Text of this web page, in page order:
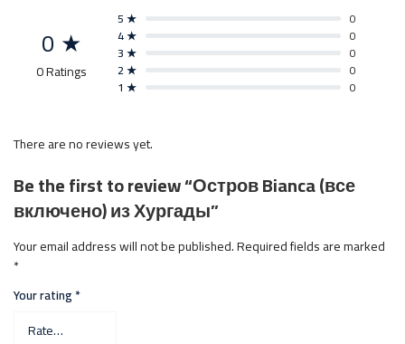
0 ★
0 Ratings
5 ★
0
4 ★
0
3 ★
0
2 ★
0
1 ★
0
There are no reviews yet.
Be the first to review “Остров Bianca (все
включено) из Хургады”
Your email address will not be published.Required fields are marked
*
Your rating*